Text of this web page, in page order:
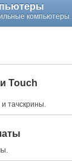
компьютеры.
Touch
тачскрины.